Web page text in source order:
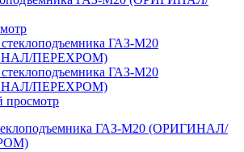
просмотр
ГАЗ-М20 (ОРИГИНАЛ/